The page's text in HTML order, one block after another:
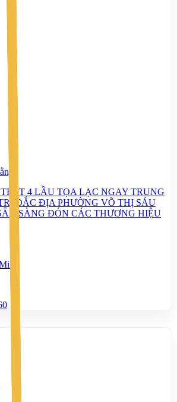
4 LẦU TỌA LẠC NGAY TRUNG
ĐẮC ĐỊA PHƯỜNG VÕ THỊ SÁU
SÀNG ĐÓN CÁC THƯƠNG HIỆU